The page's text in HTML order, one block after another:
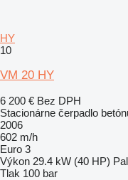
HY
10
VM 20 HY
6 200 € Bez DPH
Stacionárne čerpadlo
2006
602 m/h
Euro 3
Výkon 29.4 kW (40 HP)
Tlak 100 bar